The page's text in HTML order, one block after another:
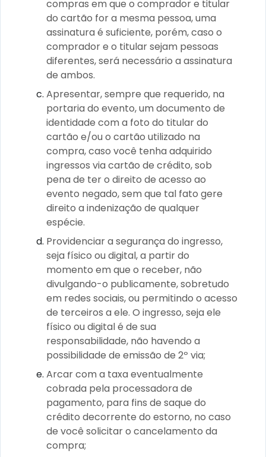
compras em que o comprador e titular
do cartão for a mesma pessoa, uma
assinatura é suficiente, porém, caso o
comprador e o titular sejam pessoas
diferentes, será necessário a assinatura
de ambos.
Apresentar, sempre que requerido, na
portaria do evento, um documento de
identidade com a foto do titular do
cartão e/ou o cartão utilizado na
compra, caso você tenha adquirido
ingressos via cartão de crédito, sob
pena de ter o direito de acesso ao
evento negado, sem que tal fato gere
direito a indenização de qualquer
espécie.
Providenciar a segurança do ingresso,
seja físico ou digital, a partir do
momento em que o receber, não
divulgando-o publicamente, sobretudo
em redes sociais, ou permitindo o acesso
de terceiros a ele. O ingresso, seja ele
físico ou digital é de sua
responsabilidade, não havendo a
possibilidade de emissão de 2º via;
Arcar com a taxa eventualmente
cobrada pela processadora de
pagamento, para fins de saque do
crédito decorrente do estorno, no caso
de você solicitar o cancelamento da
compra;